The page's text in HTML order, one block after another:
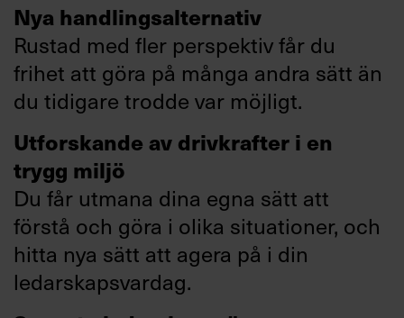
Nya handlingsalternativ
Rustad med fler perspektiv får du
frihet att göra på många andra sätt än
du tidigare trodde var möjligt.
Utforskande av drivkrafter i en
trygg miljö
Du får utmana dina egna sätt att
förstå och göra i olika situationer, och
hitta nya sätt att agera på i din
ledarskapsvardag.